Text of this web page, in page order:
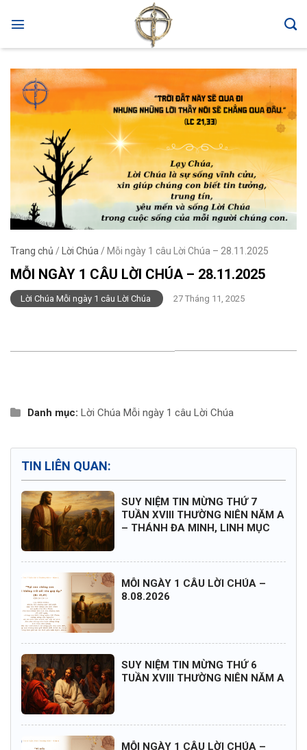
Trang chủ / Lời Chúa / Mỗi ngày 1 câu Lời Chúa – 28.11.2025
MỖI NGÀY 1 CÂU LỜI CHÚA – 28.11.2025
Lời Chúa Mỗi ngày 1 câu Lời Chúa 27 Tháng 11, 2025
Danh mục: Lời Chúa Mỗi ngày 1 câu Lời Chúa
TIN LIÊN QUAN:
SUY NIỆM TIN MỪNG THỨ 7
TUẦN XVIII THƯỜNG NIÊN NĂM A
– THÁNH ĐA MINH, LINH MỤC
MỖI NGÀY 1 CÂU LỜI CHÚA –
8.08.2026
SUY NIỆM TIN MỪNG THỨ 6
TUẦN XVIII THƯỜNG NIÊN NĂM A
MỖI NGÀY 1 CÂU LỜI CHÚA –